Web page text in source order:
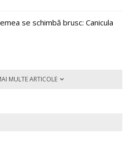
se schimbă brusc: Canicula
MULTE ARTICOLE